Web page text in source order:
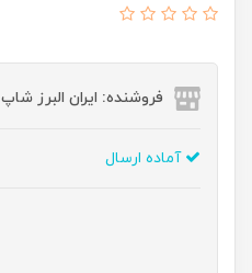
فروشنده: ایران البرز شاپ
آماده ارسال